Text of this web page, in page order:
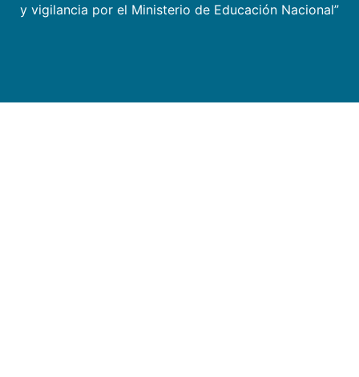
y vigilancia por el Ministerio de Educación Nacional”